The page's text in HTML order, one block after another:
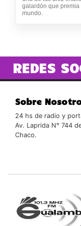
galardón que premia
mundo.
REDES
Sobre
24 hs de radio y
Av. Laprida N° 744
Chaco.